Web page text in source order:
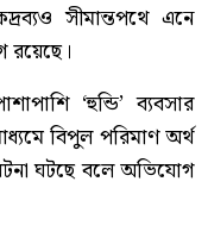
সীমান্তপথে এনে
রয়েছে।
‘হুন্ডি’ ব্যবসার
বিপুল পরিমাণ অর্থ
ঘটছে বলে অভিযোগ